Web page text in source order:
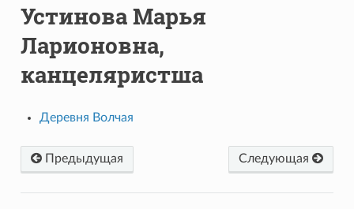
Устинова Марья
Ларионовна,
канцеляристша
Деревня Волчая
Предыдущая Следующая